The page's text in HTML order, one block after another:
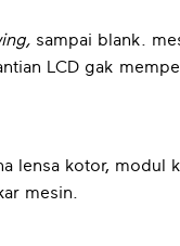
sampai blank.
LCD gak
lensa kotor, modul
mesin.